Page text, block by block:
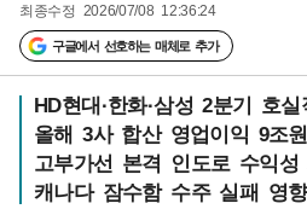
최종수정 2026/07/08 12:36:24
구글에서 선호하는 매체로 추가
HD현대·한화·삼성 2분기 호
올해 3사 합산 영업이익 9조
고부가선 본격 인도로 수익성
캐나다 잠수함 수주 실패 영